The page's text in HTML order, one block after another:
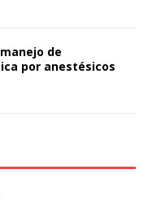
de
por anestésicos